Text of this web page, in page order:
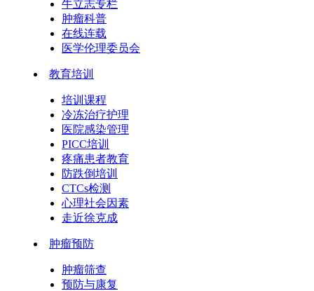
牛立志专栏
肿瘤科普
在线连载
医学伦理委员会
教育培训
培训课程
冷冻治疗护理
医院感染管理
PICC培训
疼痛患者教育
防跌倒培训
CTCs检测
心理社会因素
走近徐克成
肿瘤预防
肿瘤筛查
预防与康复